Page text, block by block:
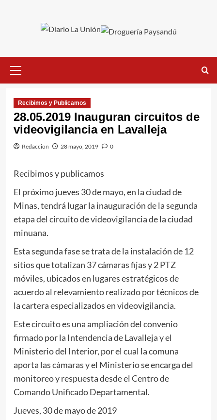
primario
Recibimos y Publicamos
28.05.2019 Inauguran circuitos de
videovigilancia en Lavalleja
Redaccion 28 mayo, 2019 0
Recibimos y publicamos
El próximo jueves 30 de mayo, en la ciudad de
Minas, tendrá lugar la inauguración de la segunda
etapa del circuito de videovigilancia de la ciudad
minuana.
Esta segunda fase se trata de la instalación de 12
sitios que totalizan 37 cámaras fijas y 2 PTZ
móviles, ubicados en lugares estratégicos de
acuerdo al relevamiento realizado por técnicos de
la cartera especializados en videovigilancia.
Este circuito es una ampliación del convenio
firmado por la Intendencia de Lavalleja y el
Ministerio del Interior, por el cual la comuna
aporta las cámaras y el Ministerio se encarga del
monitoreo y respuesta desde el Centro de
Comando Unificado Departamental.
Jueves, 30 de mayo de 2019